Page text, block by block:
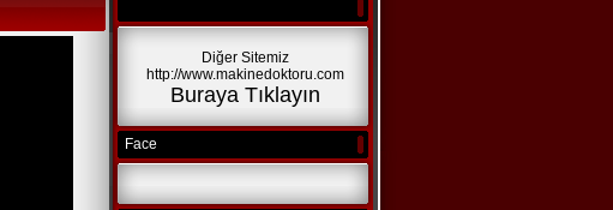
Diğer Sitemiz
http://www.makinedoktoru.com
Buraya Tıklayın
Face